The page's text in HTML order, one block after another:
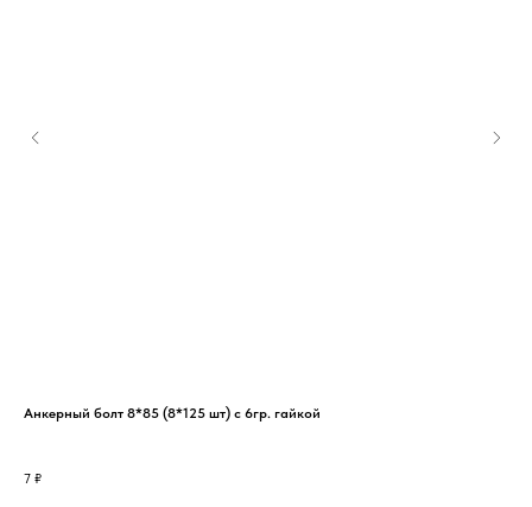
Анкерный болт 8*85 (8*125 шт) с 6гр. гайкой
7 ₽